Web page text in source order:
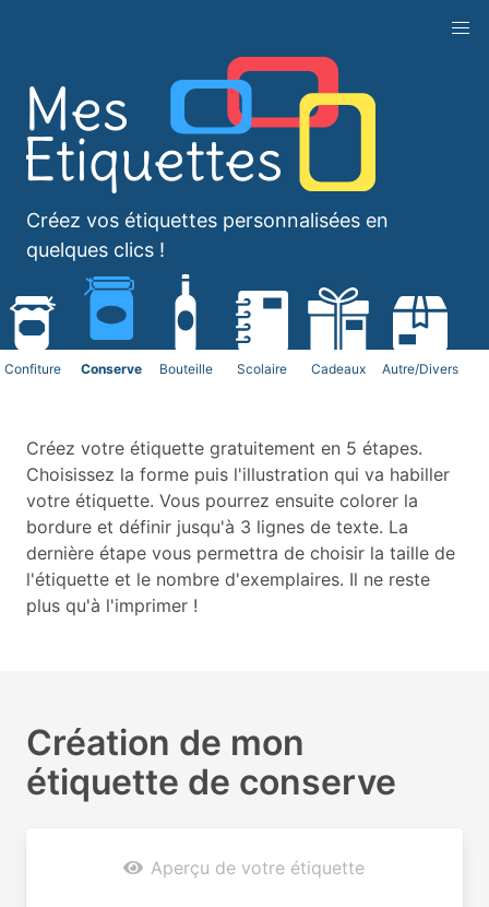
Créez vos étiquettes personnalisées en
quelques clics !
Confiture Conserve Bouteille Scolaire Cadeaux Autre/Divers
Créez votre étiquette gratuitement en 5 étapes.
Choisissez la forme puis l'illustration qui va habiller
votre étiquette. Vous pourrez ensuite colorer la
bordure et définir jusqu'à 3 lignes de texte. La
dernière étape vous permettra de choisir la taille de
l'étiquette et le nombre d'exemplaires. Il ne reste
plus qu'à l'imprimer !
Création de mon
étiquette de conserve
Aperçu de votre étiquette